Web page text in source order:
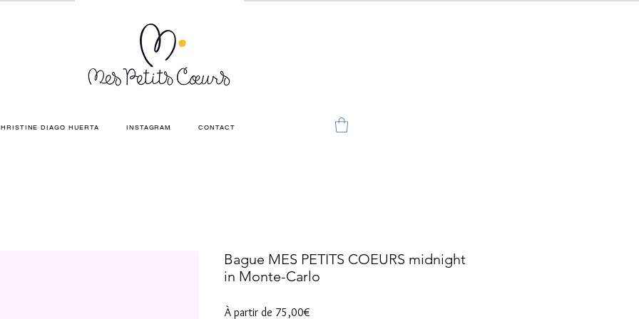
DIAGO HUERTA INSTAGRAM CONTACT
Bague MES PETITS COEURS midnight
in Monte-Carlo
À partir de 75,00€